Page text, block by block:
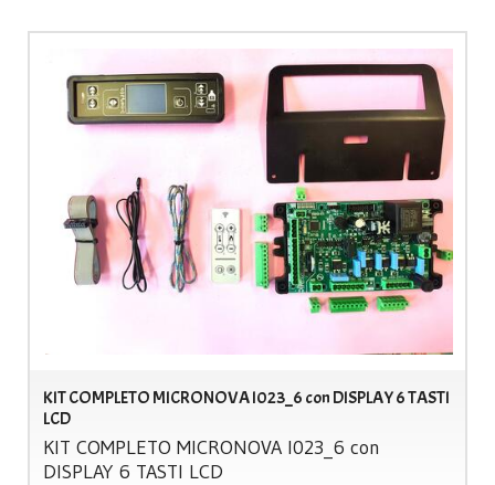
KIT COMPLETO MICRONOVA I023_6 con DISPLAY 6 TASTI
LCD
KIT COMPLETO MICRONOVAI023_6 con
DISPLAY6 TASTI LCD